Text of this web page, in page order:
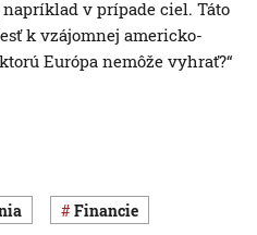
v prípade ciel. Táto
k vzájomnej americko-
Európa nemôže vyhrať?“
Financie